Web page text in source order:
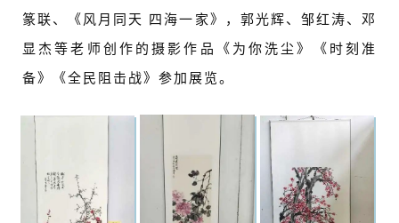
錯
用
錯
繁
篆联、《风月同天 四海一家》，郭光辉、邹红涛、邓
显杰等老师创作的摄影作品《为你洗尘》《时刻准
备》《全民阻击战》参加展览。